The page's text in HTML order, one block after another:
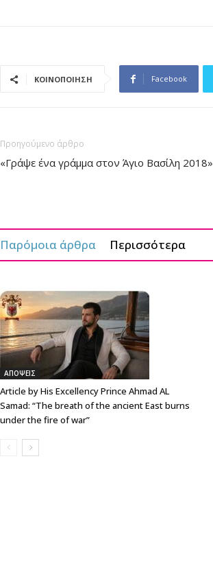
ΚΟΙΝΟΠΟΙΗΣΗ Facebook
Προηγούμενο άρθρο
«Γράψε ένα γράμμα στον Άγιο Βασίλη 2018»
Παρόμοια άρθρα Περισσότερα
ΑΠΟΨΕΙΣ
Article by His Excellency Prince Ahmad AL
Samad: “The breath of the ancient East burns
under the fire of war”